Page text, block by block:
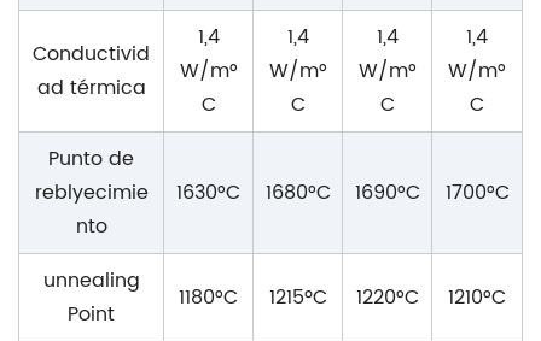
Conductivid
ad térmica
1,4
W/m°
C
1,4
W/m°
C
1,4
W/m°
C
1,4
W/m°
C
Punto de
reblyecimie
nto
1630°C 1680°C 1690°C 1700°C
unnealing
Point
1180°C 1215ºC 1220°C 1210°C